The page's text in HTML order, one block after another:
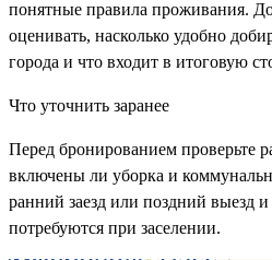
понятные правила проживания.
оценивать, насколько удобно
города и что входит в итоговую
Что уточнить заранее
Перед бронированием проверьте
включены ли уборка и
ранний заезд или поздний выезд
потребуются при заселении.